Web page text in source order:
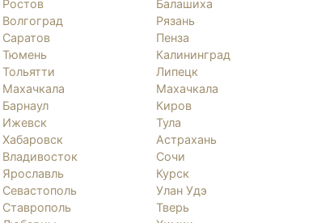
Ростов
Волгоград
Саратов
Тюмень
Тольятти
Махачкала
Барнаул
Ижевск
Хабаровск
Владивосток
Ярославль
Севастополь
Ставрополь
Балашиха
Рязань
Пенза
Калининград
Липецк
Махачкала
Киров
Тула
Астрахань
Сочи
Курск
Улан Удэ
Тверь